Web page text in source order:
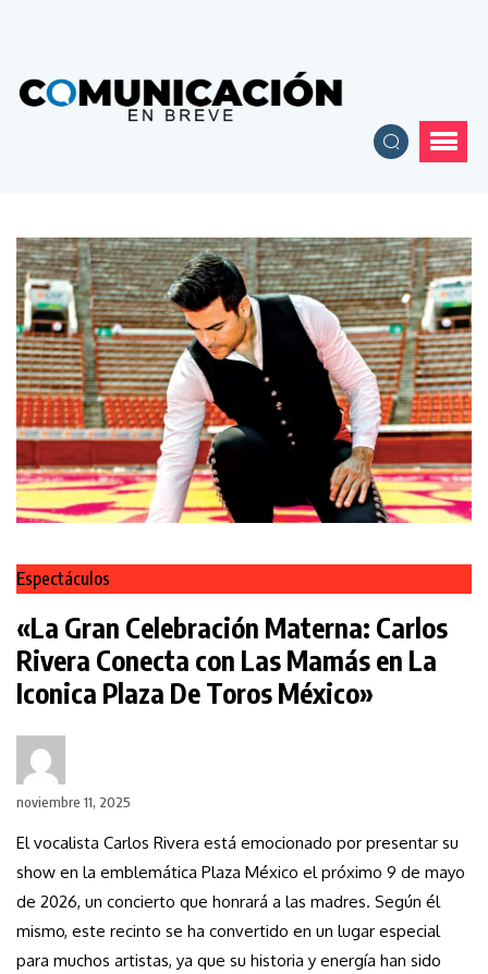
Espectáculos
«La Gran Celebración Materna: Carlos
Rivera Conecta con Las Mamás en La
Iconica Plaza De Toros México»
noviembre 11, 2025
El vocalista Carlos Rivera está emocionado por presentar su
show en la emblemática Plaza México el próximo 9 de mayo
de 2026, un concierto que honrará a las madres. Según él
mismo, este recinto se ha convertido en un lugar especial
para muchos artistas, ya que su historia y energía han sido